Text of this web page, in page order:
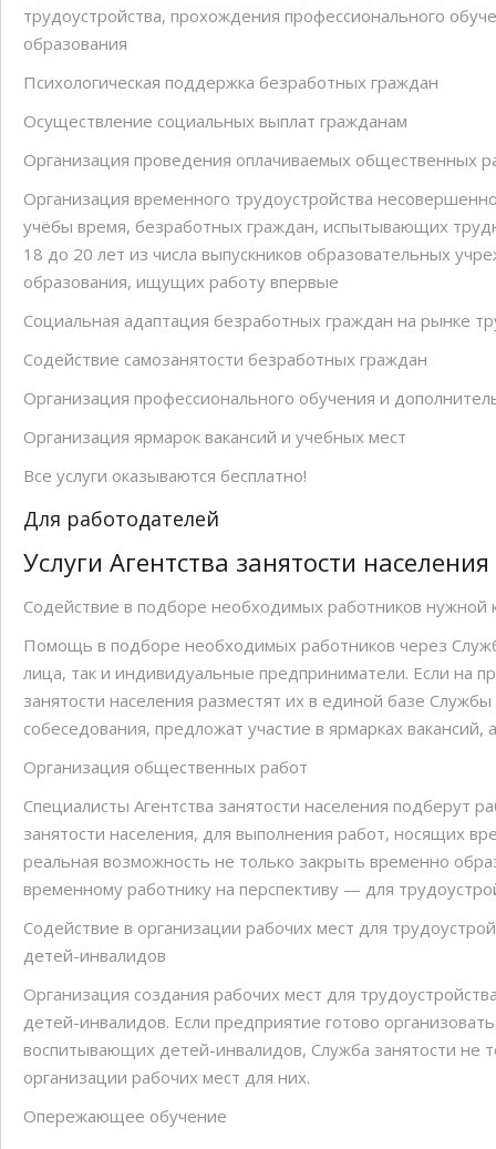
трудоустройства, прохождения профессионального
образования
Психологическая поддержка безработных граждан
Осуществление социальных выплат гражданам
Организация проведения оплачиваемых общественных
Организация временного трудоустройства
учёбы время, безработных граждан, испытывающих
18 до 20 лет из числа выпускников образовательных
образования, ищущих работу впервые
Социальная адаптация безработных граждан на рынке
Содействие самозанятости безработных граждан
Организация профессионального обучения и
Организация ярмарок вакансий и учебных мест
Все услуги оказываются бесплатно!
Для работодателей
Услуги Агентства занятости
Содействие в подборе необходимых работников нужной
Помощь в подборе необходимых работников через
лица, так и индивидуальные предприниматели. Если на
занятости населения разместят их в единой базе
собеседования, предложат участие в ярмарках вакансий,
Организация общественных работ
Специалисты Агентства занятости населения подберут
занятости населения, для выполнения работ, носящих
реальная возможность не только закрыть временно
временному работнику на перспективу — для
Содействие в организации рабочих мест для
детей-инвалидов
Организация создания рабочих мест для
детей-инвалидов. Если предприятие готово
воспитывающих детей-инвалидов, Служба занятости не
организации рабочих мест для них.
Опережающее обучение